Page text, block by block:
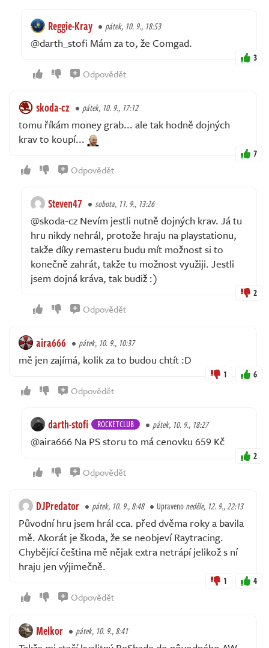
Reggie-Kray pátek, 10. 9., 18:53
@darth_stofi Mám za to, že Comgad.
3
Odpovědět
skoda-cz pátek, 10. 9., 17:12
tomu říkám money grab... ale tak hodně dojných
krav to koupí...
7
Odpovědět
Steven47 sobota, 11. 9., 13:26
@skoda-cz Nevím jestli nutně dojných krav. Já tu
hru nikdy nehrál, protože hraju na playstationu,
takže díky remasteru budu mít možnost si to
konečně zahrát, takže tu možnost využiji. Jestli
jsem dojná kráva, tak budiž :)
2
Odpovědět
aira666 pátek, 10. 9., 10:37
mě jen zajímá, kolik za to budou chtít :D
1 6
Odpovědět
darth-stofi ROCKETCLUB pátek, 10. 9., 18:27
@aira666 Na PS storu to má cenovku 659 Kč
2
Odpovědět
DJPredator pátek, 10. 9., 8:48 Upravenoneděle, 12. 9., 22:13
Původní hru jsem hrál cca. před dvěma roky a bavila
mě. Akorát je škoda, že se neobjeví Raytracing.
Chybějící čeština mě nějak extra netrápí jelikož s ní
hraju jen výjimečně.
1 4
Odpovědět
Melkor pátek, 10. 9., 8:41